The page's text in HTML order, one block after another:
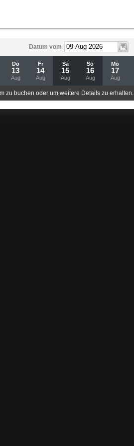
Datum vom
Do
13
Aug
Fr
14
Aug
Sa
15
Aug
So
16
Aug
Mo
17
Aug
zu buchen oder um weitere Details zu erhalten.